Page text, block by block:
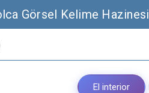
Görsel Kelime Hazinesi
El interior